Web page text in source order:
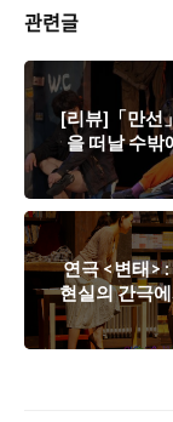
관련글
[리뷰]「만선
을 떠날 수밖
사람들
연극 <변태>
현실의 간극
하는 변신